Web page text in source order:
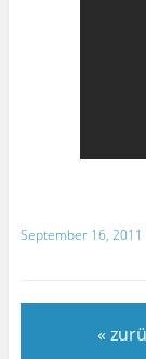
September 16, 2011
«